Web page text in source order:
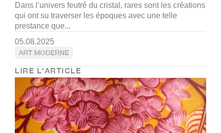
Dans l’univers feutré du cristal, rares sont les créations
qui ont su traverser les époques avec une telle
prestance que...
05.08.2025
ART MODERNE
LIRE L'ARTICLE